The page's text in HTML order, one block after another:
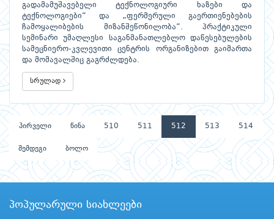
გადამამუშავებელი ტექნოლოგიური ხაზები და
ტექნოლოგიები“ და „ფერმერული გაერთიენებების
ჩამოყალიბების მიზანშეწონილობა“. პრაქტიკული
სემინარი უმაღლესი საგანმანათლებლო დაწესებულების
სამეცნიერო-კვლევითი ცენტრის ორგანიზებით გაიმართა
და მომავალშიც გაგრძლდება.
სრულად
პირველი წინა 510 511 512 513 514
შემდეგი ბოლო
პოპულარული სიახლეები